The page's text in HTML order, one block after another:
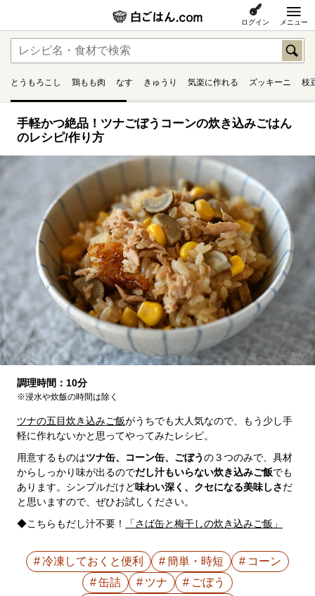
ログイン メニュー
とうもろこし 鶏もも肉 なす きゅうり 気楽に作れる ズッキーニ 枝
手軽かつ絶品！ツナごぼうコーンの炊き込みごはん
のレシピ/作り方
調理時間：10分
※浸水や炊飯の時間は除く
ツナの五目炊き込みご飯がうちでも大人気なので、もう少し手
軽に作れないかと思ってやってみたレシピ。
用意するものはツナ缶、コーン缶、ごぼうの３つのみで、具材
からしっかり味が出るのでだし汁もいらない炊き込みご飯でも
あります。シンプルだけど味わい深く、クセになる美味しさだ
と思いますので、ぜひお試しください。
◆こちらもだし汁不要！
「さば缶と梅干しの炊き込みご飯」
冷凍しておくと便利 簡単・時短
コーン
缶詰
ツナ
ごぼう